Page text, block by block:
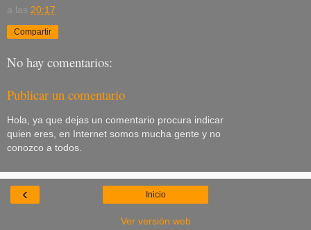
a las 20:17
Compartir
No hay comentarios:
Publicar un comentario
Hola, ya que dejas un comentario procura indicar
quien eres, en Internet somos mucha gente y no
conozco a todos.
‹ Inicio
Ver versión web